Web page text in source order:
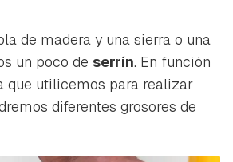
de madera y una sierra o una
un poco de serrín. En función
que utilicemos para realizar
diferentes grosores de